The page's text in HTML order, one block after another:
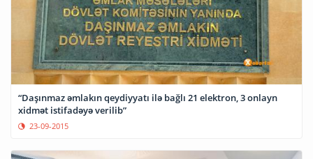
“Daşınmaz əmlakın qeydiyyatı ilə bağlı 21 elektron, 3 onlayn
xidmət istifadəyə verilib”
23-09-2015